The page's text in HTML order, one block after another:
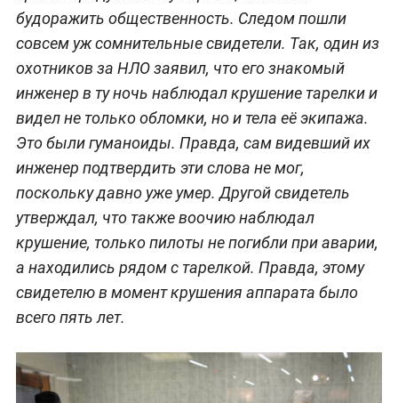
будоражить общественность. Следом пошли
совсем уж сомнительные свидетели. Так, один из
охотников за НЛО заявил, что его знакомый
инженер в ту ночь наблюдал крушение тарелки и
видел не только обломки, но и тела её экипажа.
Это были гуманоиды. Правда, сам видевший их
инженер подтвердить эти слова не мог,
поскольку давно уже умер. Другой свидетель
утверждал, что также воочию наблюдал
крушение, только пилоты не погибли при аварии,
а находились рядом с тарелкой. Правда, этому
свидетелю в момент крушения аппарата было
всего пять лет.